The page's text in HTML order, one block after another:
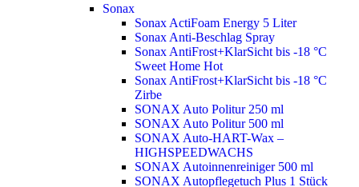
Sonax
Sonax ActiFoam Energy 5 Liter
Sonax Anti-Beschlag Spray
Sonax AntiFrost+KlarSicht bis -18 °C
Sweet Home Hot
Sonax AntiFrost+KlarSicht bis -18 °C
Zirbe
SONAX Auto Politur 250 ml
SONAX Auto Politur 500 ml
SONAX Auto-HART-Wax –
HIGHSPEEDWACHS
SONAX Autoinnenreiniger 500 ml
SONAX Autopflegetuch Plus 1 Stück